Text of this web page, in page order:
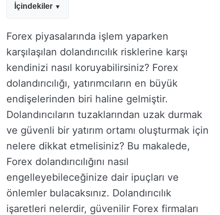
İçindekiler
Forex piyasalarında işlem yaparken
karşılaşılan dolandırıcılık risklerine karşı
kendinizi nasıl koruyabilirsiniz? Forex
dolandırıcılığı, yatırımcıların en büyük
endişelerinden biri haline gelmiştir.
Dolandırıcıların tuzaklarından uzak durmak
ve güvenli bir yatırım ortamı oluşturmak için
nelere dikkat etmelisiniz? Bu makalede,
Forex dolandırıcılığını nasıl
engelleyebileceğinize dair ipuçları ve
önlemler bulacaksınız. Dolandırıcılık
işaretleri nelerdir, güvenilir Forex firmaları